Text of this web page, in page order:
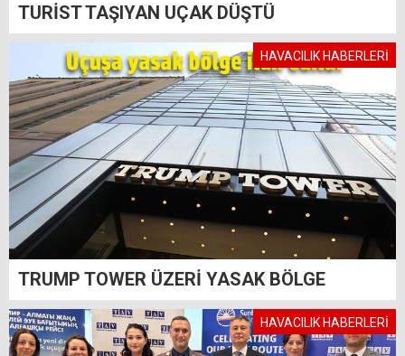
TURİST TAŞIYAN UÇAK DÜŞTÜ
HAVACILIK HABERLERİ
TRUMP TOWER ÜZERİ YASAK BÖLGE
HAVACILIK HABERLERİ